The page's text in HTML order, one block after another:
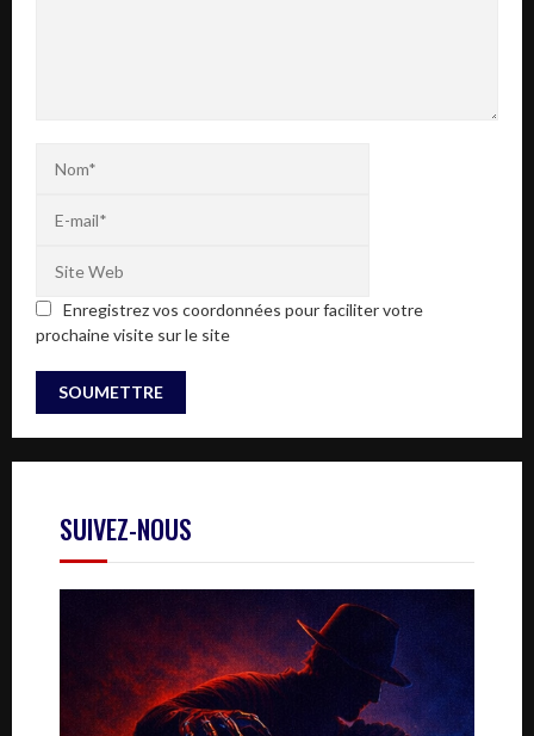
Enregistrez vos coordonnées pour faciliter votre
prochaine visite sur le site
SUIVEZ-NOUS